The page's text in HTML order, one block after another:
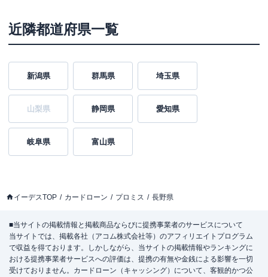
近隣都道府県一覧
新潟県 群馬県 埼玉県
山梨県 静岡県 愛知県
岐阜県 富山県
イーデスTOP カードローン プロミス 長野県
■当サイトの掲載情報と掲載商品ならびに提携事業者のサービスについて
当サイトでは、掲載各社（アコム株式会社等）のアフィリエイトプログラム
で収益を得ております。しかしながら、当サイトの掲載情報やランキングに
おける提携事業者サービスへの評価は、提携の有無や金銭による影響を一切
受けておりません。カードローン（キャッシング）について、客観的かつ公